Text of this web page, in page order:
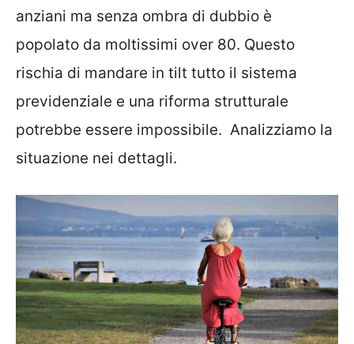
anziani ma senza ombra di dubbio è
popolato da moltissimi over 80. Questo
rischia di mandare in tilt tutto il sistema
previdenziale e una riforma strutturale
potrebbe essere impossibile. Analizziamo la
situazione nei dettagli.